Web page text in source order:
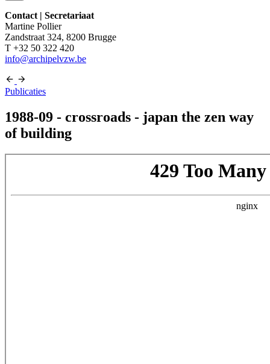
Contact | Secretariaat
Martine Pollier
Zandstraat 324, 8200 Brugge
T +32 50 322 420
info@archipelvzw.be
Publicaties
1988-09 - crossroads - japan the zen way
of building